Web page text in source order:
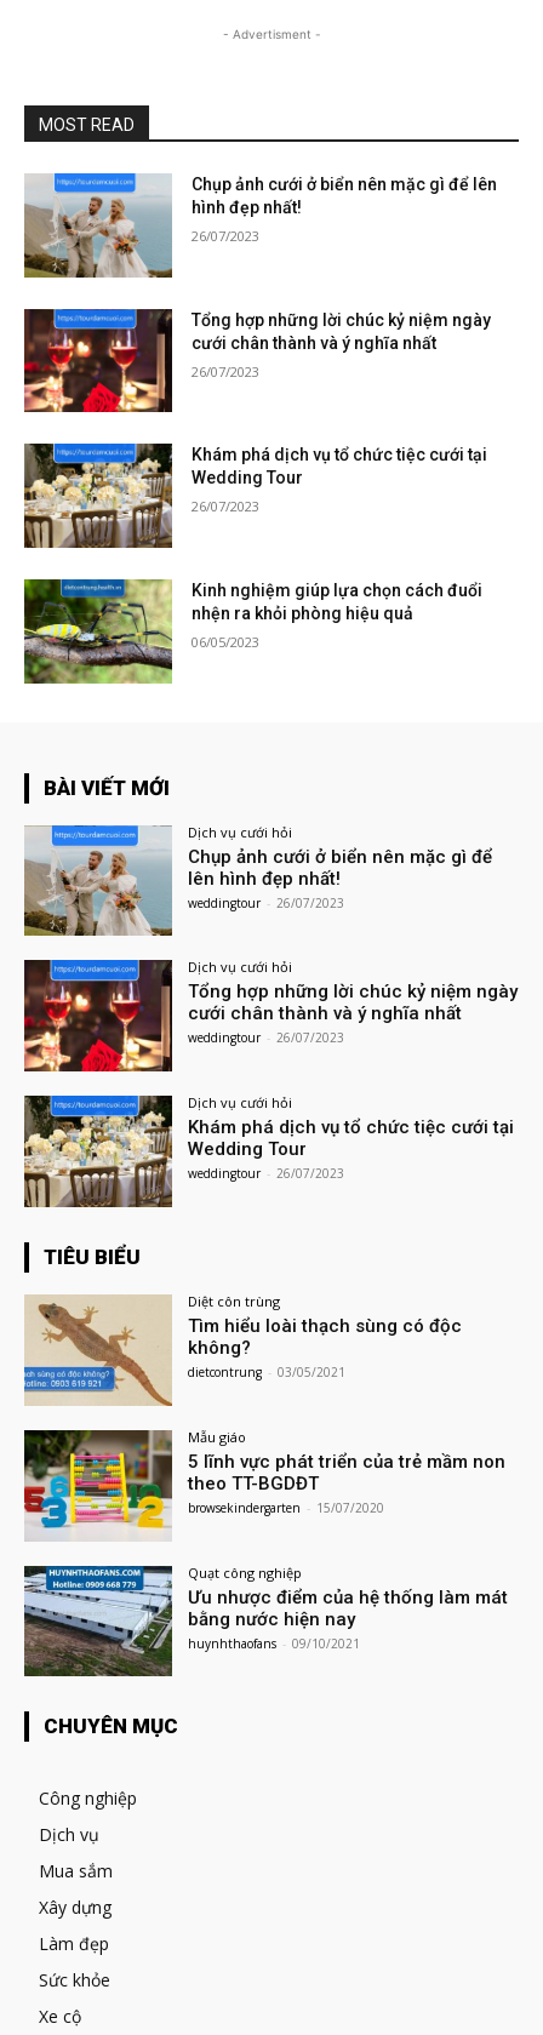
- Advertisment -
MOST READ
Chụp ảnh cưới ở biển nên mặc gì để lên
hình đẹp nhất!
26/07/2023
Tổng hợp những lời chúc kỷ niệm ngày
cưới chân thành và ý nghĩa nhất
26/07/2023
Khám phá dịch vụ tổ chức tiệc cưới tại
Wedding Tour
26/07/2023
Kinh nghiệm giúp lựa chọn cách đuổi
nhện ra khỏi phòng hiệu quả
06/05/2023
BÀI VIẾT MỚI
Dịch vụ cưới hỏi
Chụp ảnh cưới ở biển nên mặc gì để
lên hình đẹp nhất!
weddingtour - 26/07/2023
Dịch vụ cưới hỏi
Tổng hợp những lời chúc kỷ niệm ngày
cưới chân thành và ý nghĩa nhất
weddingtour - 26/07/2023
Dịch vụ cưới hỏi
Khám phá dịch vụ tổ chức tiệc cưới tại
Wedding Tour
weddingtour - 26/07/2023
TIÊU BIỂU
Diệt côn trùng
Tìm hiểu loài thạch sùng có độc
không?
dietcontrung - 03/05/2021
Mẫu giáo
5 lĩnh vực phát triển của trẻ mầm non
theo TT-BGDĐT
browsekindergarten - 15/07/2020
Quạt công nghiệp
Ưu nhược điểm của hệ thống làm mát
bằng nước hiện nay
huynhthaofans - 09/10/2021
CHUYÊN MỤC
Công nghiệp
Dịch vụ
Mua sắm
Xây dựng
Làm đẹp
Sức khỏe
Xe cộ